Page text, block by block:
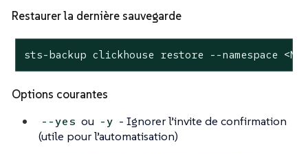
Restaurer la dernière sauvegarde
sts-backup clickhouse restore --namespace
Options courantes
--yes ou -y - Ignorer l’invite de confirmation
(utile pour l’automatisation)